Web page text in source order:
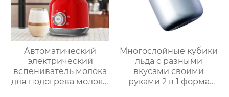
Автоматический
электрический
вспениватель молока
для подогрева молока,
Многослойные кубики
льда с разными
вкусами своими
руками 2 в 1 форма